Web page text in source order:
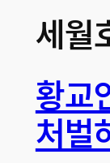
세월
황교
처벌